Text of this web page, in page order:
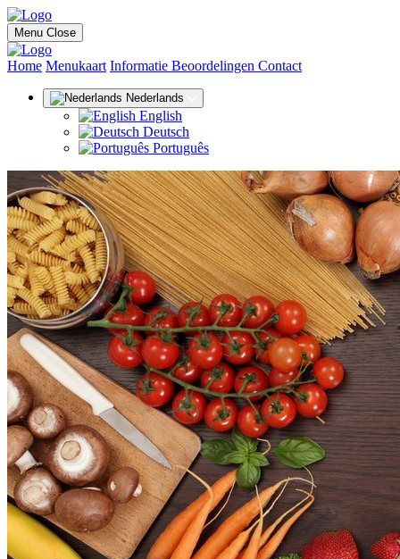
Menu Close
Home Menukaart Informatie Beoordelingen (huidige)
Contact
Nederlands
English
Deutsch
Português